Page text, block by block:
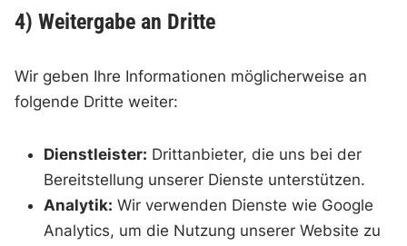
4) Weitergabe an Dritte
Wir geben Ihre Informationen möglicherweise an
folgende Dritte weiter:
Dienstleister: Drittanbieter, die uns bei der
Bereitstellung unserer Dienste unterstützen.
Analytik: Wir verwenden Dienste wie Google
Analytics, um die Nutzung unserer Website zu